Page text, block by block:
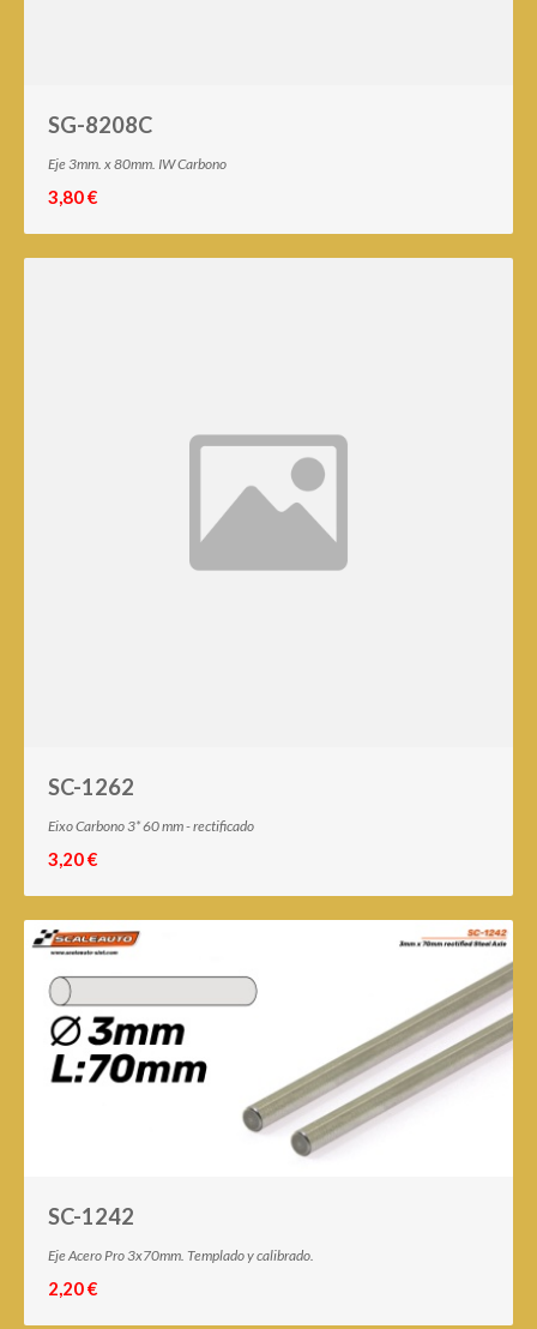
SG-8208C
Eje 3mm. x 80mm. IW Carbono
3,80 €
SC-1262
Eixo Carbono 3* 60 mm - rectificado
3,20 €
SC-1242
Eje Acero Pro 3x70mm. Templado y calibrado.
2,20 €